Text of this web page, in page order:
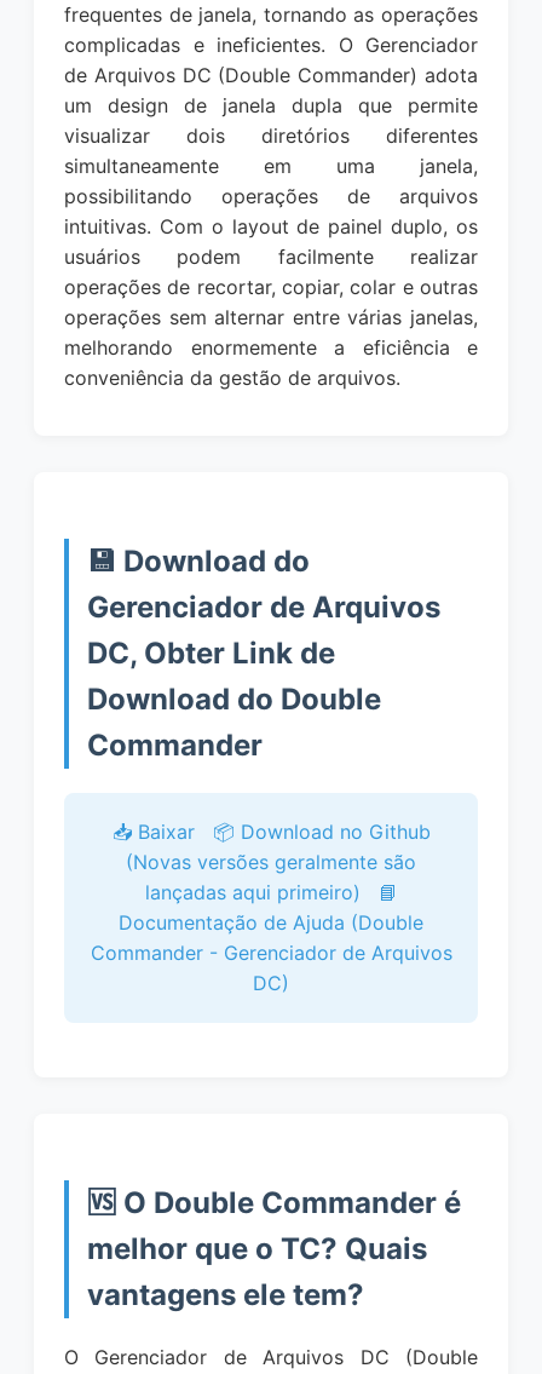
frequentes de janela, tornando as operações
complicadas e ineficientes. O Gerenciador
de Arquivos DC (Double Commander) adota
um design de janela dupla que permite
visualizar dois diretórios diferentes
simultaneamente em uma janela,
possibilitando operações de arquivos
intuitivas. Com o layout de painel duplo, os
usuários podem facilmente realizar
operações de recortar, copiar, colar e outras
operações sem alternar entre várias janelas,
melhorando enormemente a eficiência e
conveniência da gestão de arquivos.
💾 Download do
Gerenciador de Arquivos
DC, Obter Link de
Download do Double
Commander
📥 Baixar
📦 Download no Github
(Novas versões geralmente são
lançadas aqui primeiro)
📘
Documentação de Ajuda (Double
Commander - Gerenciador de Arquivos
DC)
🆚 O Double Commander é
melhor que o TC? Quais
vantagens ele tem?
O Gerenciador de Arquivos DC (Double